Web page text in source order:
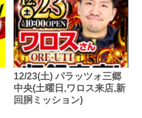
12/23(土) パラッツォ三郷
中央(土曜日,ワロス来店,新
回胴ミッション)